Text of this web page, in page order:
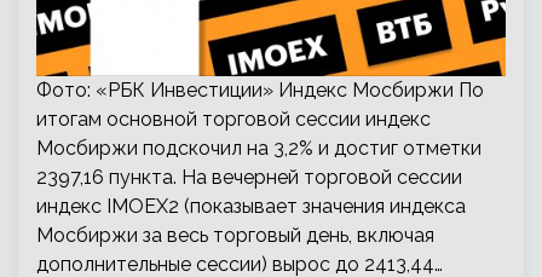
Фото: «РБК Инвестиции» Индекс Мосбиржи По
итогам основной торговой сессии индекс
Мосбиржи подскочил на 3,2% и достиг отметки
2397,16 пункта. На вечерней торговой сессии
индекс IMOEX2 (показывает значения индекса
Мосбиржи за весь торговый день, включая
дополнительные сессии) вырос до 2413,44…